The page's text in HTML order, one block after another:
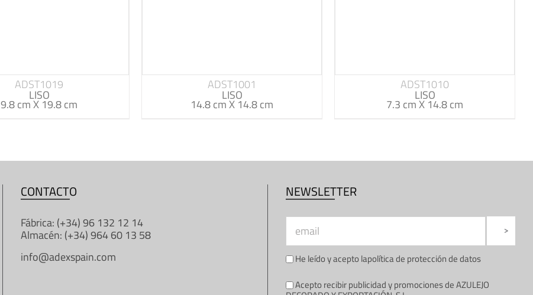
ADST1019
LISO
9.8 cm X 19.8 cm
ADST1001
LISO
14.8 cm X 14.8 cm
ADST1010
LISO
7.3 cm X 14.8 cm
CONTACTO
Fábrica: (+34) 96 132 12 14
Almacén: (+34) 964 60 13 58
info@adexspain.com
NEWSLETTER
He leído y acepto lapolítica de protección de datos
Acepto recibir publicidad y promociones de AZULEJO